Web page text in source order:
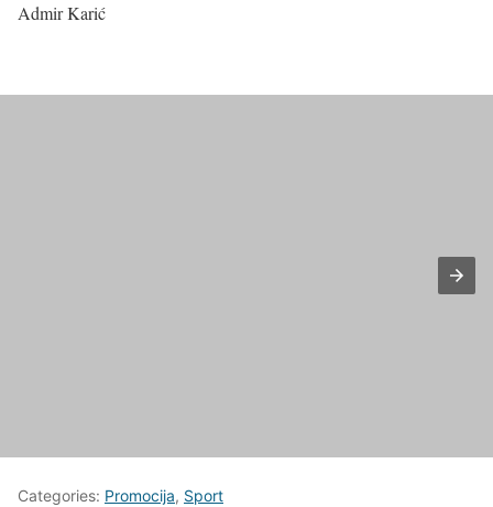
Admir Karić
Categories: Promocija, Sport